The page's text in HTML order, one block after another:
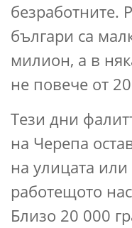
безработните.
българи са
милион, а в
не повече от
Тези дни
на Черепа
на улицата
работещото
Близо 20 000